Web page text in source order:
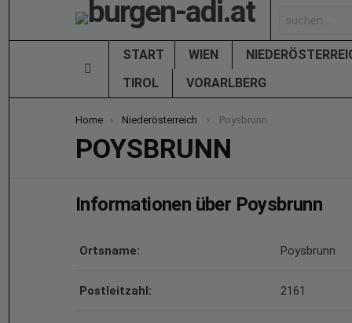
for:
START WIEN
TIROL
VORARLBERG
You are here:
Home Niederösterreich Poysbrunn
POYSBRUNN
Informationen über Poysbrunn
Ortsname: Poysbrunn
Postleitzahl: 2161